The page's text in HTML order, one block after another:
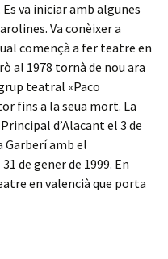
va iniciar amb algunes
Va conèixer a
començà a fer teatre en
al 1978 tornà de nou ara
teatral «Paco
fins a la seua mort. La
d’Alacant el 3 de
Garberí amb el
de gener de 1999. En
en valencià que porta